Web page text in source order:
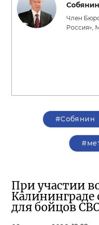
Член
Россия»,
#Собянин
При участии
Калининграде
для бойцов